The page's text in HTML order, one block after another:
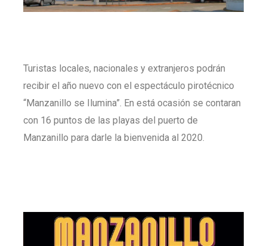
Turistas locales, nacionales y extranjeros podrán
recibir el año nuevo con el espectáculo pirotécnico
“Manzanillo se Ilumina”. En está ocasión se contaran
con 16 puntos de las playas del puerto de
Manzanillo para darle la bienvenida al 2020.